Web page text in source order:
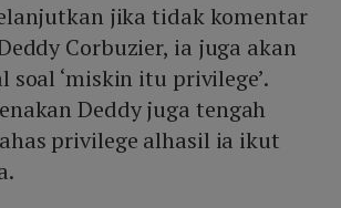
jika tidak komentar
Corbuzier, ia juga akan
‘miskin itu privilege’.
Deddy juga tengah
privilege alhasil ia ikut